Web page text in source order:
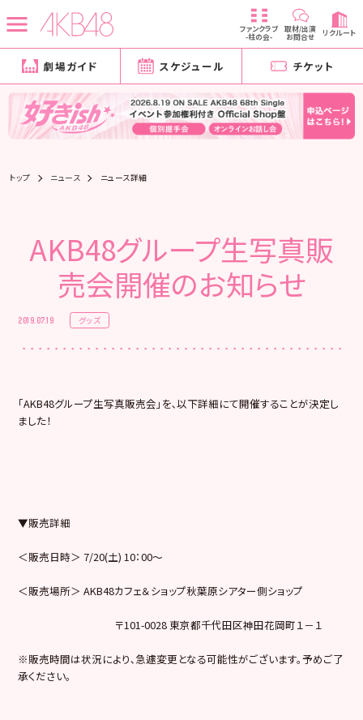
ファンクラブ
-柱の会-
取材/出演
お問合せ リクルート
劇場ガイド スケジュール チケット
トップ ニュース ニュース詳細
AKB48グループ生写真販
売会開催のお知らせ
2019.07.19 グッズ
「AKB48グループ生写真販売会」を､以下詳細にて開催することが決定し
ました！
▼販売詳細
＜販売日時＞ 7/20(土) 10：00～
＜販売場所＞ AKB48カフェ＆ショップ秋葉原シアター側ショップ
〒101-0028 東京都千代田区神田花岡町１－１
※販売時間は状況により､急遽変更となる可能性がございます。予めご了
承ください。